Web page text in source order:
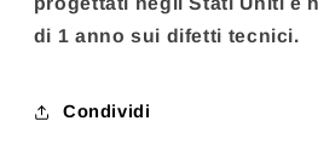
di 1 anno sui difetti tecnici.
Condividi